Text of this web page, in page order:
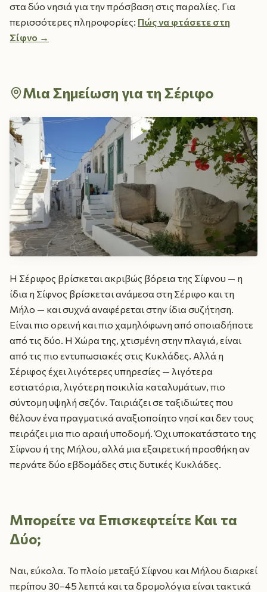
στα δύο νησιά για την πρόσβαση στις παραλίες. Για
περισσότερες πληροφορίες: Πώς να φτάσετε στη
Σίφνο →
Μια Σημείωση για τη Σέριφο
Η Σέριφος βρίσκεται ακριβώς βόρεια της Σίφνου — η
ίδια η Σίφνος βρίσκεται ανάμεσα στη Σέριφο και τη
Μήλο — και συχνά αναφέρεται στην ίδια συζήτηση.
Είναι πιο ορεινή και πιο χαμηλόφωνη από οποιαδήποτε
από τις δύο. Η Χώρα της, χτισμένη στην πλαγιά, είναι
από τις πιο εντυπωσιακές στις Κυκλάδες. Αλλά η
Σέριφος έχει λιγότερες υπηρεσίες — λιγότερα
εστιατόρια, λιγότερη ποικιλία καταλυμάτων, πιο
σύντομη υψηλή σεζόν. Ταιριάζει σε ταξιδιώτες που
θέλουν ένα πραγματικά αναξιοποίητο νησί και δεν τους
πειράζει μια πιο αραιή υποδομή. Όχι υποκατάστατο της
Σίφνου ή της Μήλου, αλλά μια εξαιρετική προσθήκη αν
περνάτε δύο εβδομάδες στις δυτικές Κυκλάδες.
Μπορείτε να Επισκεφτείτε Και τα
Δύο;
Ναι, εύκολα. Το πλοίο μεταξύ Σίφνου και Μήλου διαρκεί
περίπου 30–45 λεπτά και τα δρομολόγια είναι τακτικά